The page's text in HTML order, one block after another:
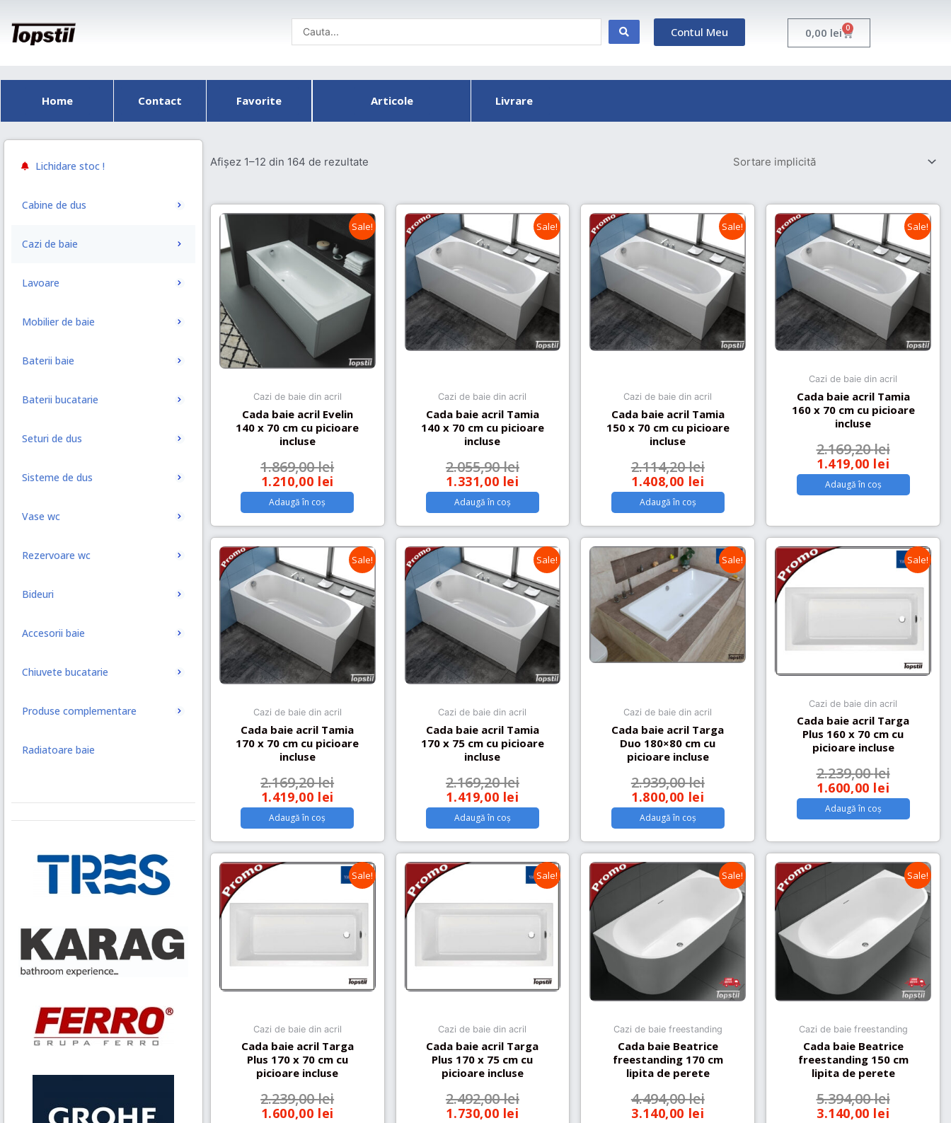
content
Contul Meu 0,00 lei 0 Cart
Home Contact Favorite Articole Livrare
Lichidare stoc !
Cabine de dus
Cazi de baie
Lavoare
Mobilier de baie
Baterii baie
Baterii bucatarie
Seturi de dus
Sisteme de dus
Vase wc
Rezervoare wc
Bideuri
Accesorii baie
Chiuvete bucatarie
Produse complementare
Radiatoare baie
Afișez 1–12 din 164 de rezultate
Sale!
Cazi de baie din acril
Cada baie acril Evelin
140 x 70 cm cu picioare
incluse
1.869,00lei
1.210,00 lei
Adaugă în coș
Sale!
Cazi de baie din acril
Cada baie acril Tamia
140 x 70 cm cu picioare
incluse
2.055,90lei
1.331,00 lei
Adaugă în coș
Sale!
Cazi de baie din acril
Cada baie acril Tamia
150 x 70 cm cu picioare
incluse
2.114,20lei
1.408,00 lei
Adaugă în coș
Sale!
Cazi de baie din acril
Cada baie acril Tamia
160 x 70 cm cu picioare
incluse
2.169,20lei
1.419,00 lei
Adaugă în coș
Sale!
Cazi de baie din acril
Cada baie acril Tamia
170 x 70 cm cu picioare
incluse
2.169,20lei
1.419,00 lei
Adaugă în coș
Sale!
Cazi de baie din acril
Cada baie acril Tamia
170 x 75 cm cu picioare
incluse
2.169,20lei
1.419,00 lei
Adaugă în coș
Sale!
Cazi de baie din acril
Cada baie acril Targa
Duo 180×80 cm cu
picioare incluse
2.939,00lei
1.800,00 lei
Adaugă în coș
Sale!
Cazi de baie din acril
Cada baie acril Targa
Plus 160 x 70 cm cu
picioare incluse
2.239,00lei
1.600,00 lei
Adaugă în coș
Sale!
Cazi de baie din acril
Cada baie acril Targa
Plus 170 x 70 cm cu
picioare incluse
2.239,00lei
1.600,00 lei
Sale!
Cazi de baie din acril
Cada baie acril Targa
Plus 170 x 75 cm cu
picioare incluse
2.492,00lei
1.730,00 lei
Sale!
Cazi de baie freestanding
Cada baie Beatrice
freestanding 170 cm
lipita de perete
4.494,00lei
3.140,00 lei
Sale!
Cazi de baie freestanding
Cada baie Beatrice
freestanding 150 cm
lipita de perete
5.394,00lei
3.140,00 lei